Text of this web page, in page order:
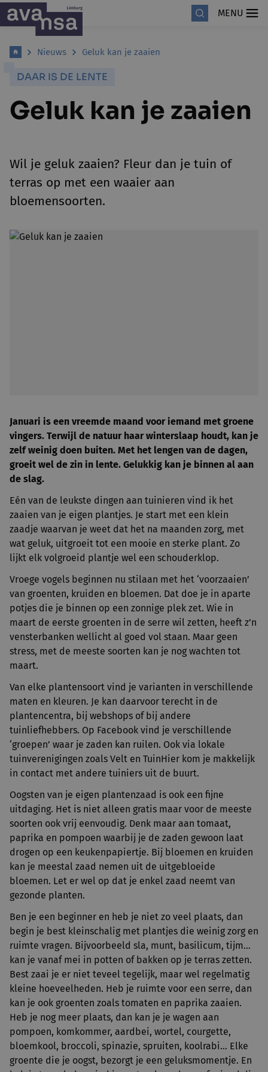
MENU
Nieuws Geluk kan je zaaien
DAAR IS DE LENTE
Geluk kan je zaaien
Wil je geluk zaaien? Fleur dan je tuin of
terras op met een waaier aan
bloemensoorten.
Januari is een vreemde maand voor iemand met groene
vingers. Terwijl de natuur haar winterslaap houdt, kan je
zelf weinig doen buiten. Met het lengen van de dagen,
groeit wel de zin in lente. Gelukkig kan je binnen al aan
de slag.
Eén van de leukste dingen aan tuinieren vind ik het
zaaien van je eigen plantjes. Je start met een klein
zaadje waarvan je weet dat het na maanden zorg, met
wat geluk, uitgroeit tot een mooie en sterke plant. Zo
lijkt elk volgroeid plantje wel een schouderklop.
Vroege vogels beginnen nu stilaan met het ‘voorzaaien’
van groenten, kruiden en bloemen. Dat doe je in aparte
potjes die je binnen op een zonnige plek zet. Wie in
maart de eerste groenten in de serre wil zetten, heeft z’n
vensterbanken wellicht al goed vol staan. Maar geen
stress, met de meeste soorten kan je nog wachten tot
maart.
Van elke plantensoort vind je varianten in verschillende
maten en kleuren. Je kan daarvoor terecht in de
plantencentra, bij webshops of bij andere
tuinliefhebbers. Op Facebook vind je verschillende
‘groepen’ waar je zaden kan ruilen. Ook via lokale
tuinverenigingen zoals Velt en TuinHier kom je makkelijk
in contact met andere tuiniers uit de buurt.
Oogsten van je eigen plantenzaad is ook een fijne
uitdaging. Het is niet alleen gratis maar voor de meeste
soorten ook vrij eenvoudig. Denk maar aan tomaat,
paprika en pompoen waarbij je de zaden gewoon laat
drogen op een keukenpapiertje. Bij bloemen en kruiden
kan je meestal zaad nemen uit de uitgebloeide
bloemen. Let er wel op dat je enkel zaad neemt van
gezonde planten.
Ben je een beginner en heb je niet zo veel plaats, dan
begin je best kleinschalig met plantjes die weinig zorg en
ruimte vragen. Bijvoorbeeld sla, munt, basilicum, tijm…
kan je vanaf mei in potten of bakken op je terras zetten.
Best zaai je er niet teveel tegelijk, maar wel regelmatig
kleine hoeveelheden. Heb je ruimte voor een serre, dan
kan je ook groenten zoals tomaten en paprika zaaien.
Heb je nog meer plaats, dan kan je je wagen aan
pompoen, komkommer, aardbei, wortel, courgette,
bloemkool, broccoli, spinazie, spruiten, koolrabi… Elke
groente die je oogst, bezorgt je een geluksmomentje. En